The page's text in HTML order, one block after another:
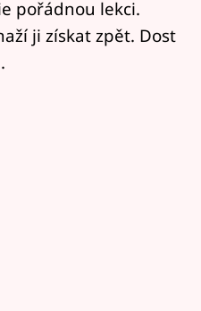
pořádnou lekci.
ji získat zpět. Dost